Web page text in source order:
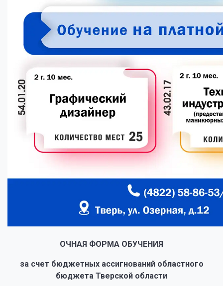
ОЧНАЯ ФОРМА ОБУЧЕНИЯ
за счет бюджетных ассигнований областного
бюджета Тверской области